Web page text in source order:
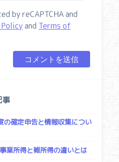
by reCAPTCHA and
and Terms of
事
の確定申告と情報収集につい
事業所得と雑所得の違いとは